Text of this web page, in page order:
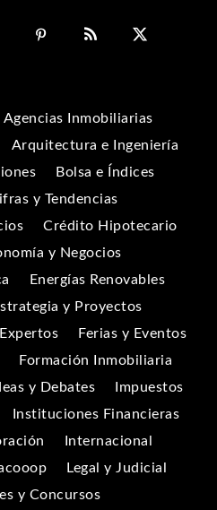
Agencias Inmobiliarias
Arquitectura e Ingeniería
Bolsa e Índices
y Tendencias
Crédito Hipotecario
y Negocios
Energías Renovables
y Proyectos
Expertos
Ferias y Eventos
Formación Inmobiliaria
y Debates
Impuestos
Instituciones Financieras
Internacional
Legal y Judicial
y Concursos